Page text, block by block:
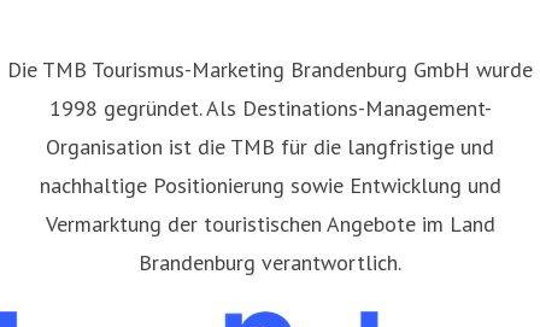
​Die TMB Tourismus-Marketing Brandenburg GmbH wurde
1998 gegründet. Als Destinations-Management-
Organisation ist die TMB für die langfristige und
nachhaltige Positionierung sowie Entwicklung und
Vermarktung der touristischen Angebote im Land
Brandenburg verantwortlich.